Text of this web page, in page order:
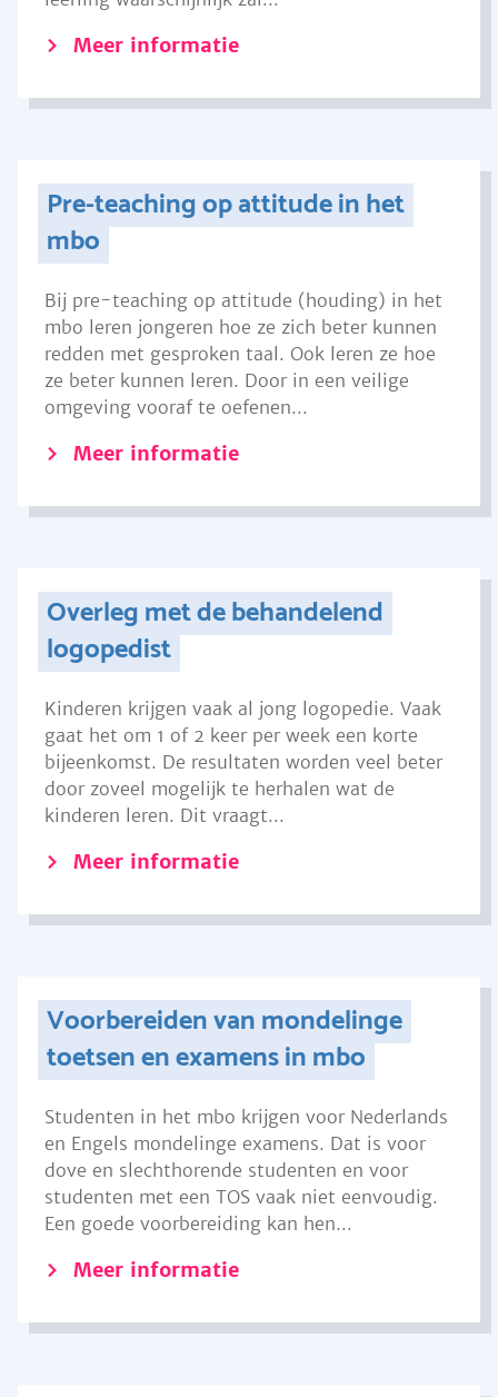
Meer informatie
Pre-teaching op attitude in het
mbo
Bij pre-teaching op attitude (houding) in het
mbo leren jongeren hoe ze zich beter kunnen
redden met gesproken taal. Ook leren ze hoe
ze beter kunnen leren. Door in een veilige
omgeving vooraf te oefenen...
Meer informatie
Overleg met de behandelend
logopedist
Kinderen krijgen vaak al jong logopedie. Vaak
gaat het om 1 of 2 keer per week een korte
bijeenkomst. De resultaten worden veel beter
door zoveel mogelijk te herhalen wat de
kinderen leren. Dit vraagt...
Meer informatie
Voorbereiden van mondelinge
toetsen en examens in mbo
Studenten in het mbo krijgen voor Nederlands
en Engels mondelinge examens. Dat is voor
dove en slechthorende studenten en voor
studenten met een TOS vaak niet eenvoudig.
Een goede voorbereiding kan hen...
Meer informatie